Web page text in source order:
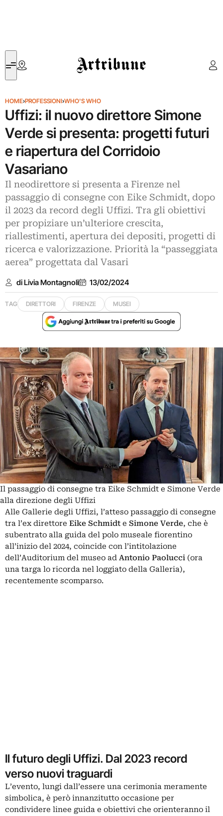
Artribune
HOME›PROFESSIONI›WHO'S WHO
Uffizi: il nuovo direttore Simone
Verde si presenta: progetti futuri
e riapertura del Corridoio
Vasariano
Il neodirettore si presenta a Firenze nel
passaggio di consegne con Eike Schmidt, dopo
il 2023 da record degli Uffizi. Tra gli obiettivi
per propiziare un’ulteriore crescita,
riallestimenti, apertura dei depositi, progetti di
ricerca e valorizzazione. Priorità la “passeggiata
aerea” progettata dal Vasari
di Livia Montagnoli 13/02/2024
TAG DIRETTORI FIRENZE MUSEI
Il passaggio di consegne tra Eike Schmidt e Simone Verde
alla direzione degli Uffizi
Alle Gallerie degli Uffizi, l’atteso passaggio di consegne
tra l’ex direttore Eike Schmidt e Simone Verde, che è
subentrato alla guida del polo museale fiorentino
all’inizio del 2024, coincide con l’intitolazione
dell’Auditorium del museo ad Antonio Paolucci (ora
una targa lo ricorda nel loggiato della Galleria),
recentemente scomparso.
Il futuro degli Uffizi. Dal 2023 record
verso nuovi traguardi
L’evento, lungi dall’essere una cerimonia meramente
simbolica, è però innanzitutto occasione per
condividere linee guida e obiettivi che orienteranno il